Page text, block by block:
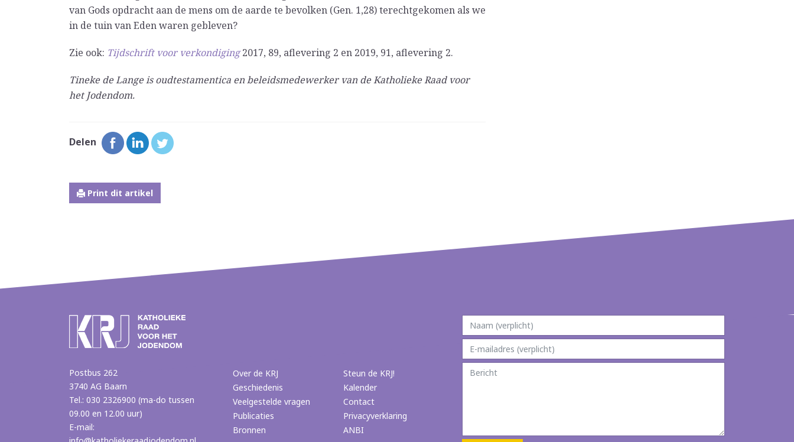
van Gods opdracht aan de mens om de aarde te bevolken (Gen. 1,28) terechtgekomen als we
in de tuin van Eden waren gebleven?
Zie ook: Tijdschrift voor verkondiging2017, 89, aflevering 2 en 2019, 91, aflevering 2.
Tineke de Lange is oudtestamentica en beleidsmedewerker van de Katholieke Raad voor
het Jodendom.
Delen
Print dit artikel
Postbus 262
3740 AG Baarn
Tel.: 030 2326900 (ma-do tussen
09.00 en 12.00 uur)
E-mail:
Over de KRJ
Geschiedenis
Veelgestelde vragen
Publicaties
Bronnen
Steun de KRJ!
Kalender
Contact
Privacyverklaring
ANBI